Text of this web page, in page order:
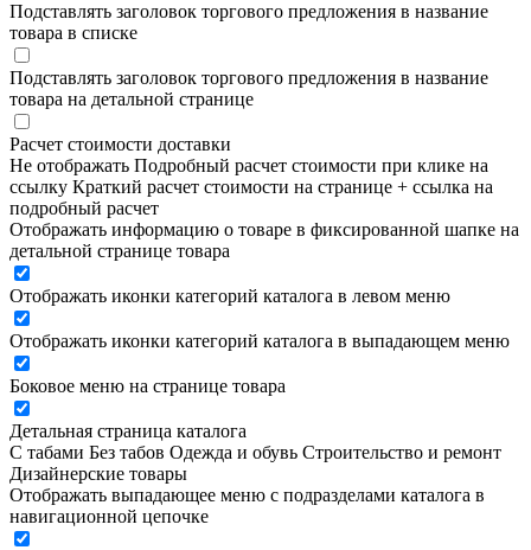
Подставлять заголовок торгового предложения в название
товара в списке
Подставлять заголовок торгового предложения в название
товара на детальной странице
Расчет стоимости доставки
Не отображать Подробный расчет стоимости при клике на
ссылку Краткий расчет стоимости на странице + ссылка на
подробный расчет
Отображать информацию о товаре в фиксированной шапке на
детальной странице товара
Отображать иконки категорий каталога в левом меню
Отображать иконки категорий каталога в выпадающем меню
Боковое меню на странице товара
Детальная страница каталога
С табами Без табов Одежда и обувь Строительство и ремонт
Дизайнерские товары
Отображать выпадающее меню с подразделами каталога в
навигационной цепочке